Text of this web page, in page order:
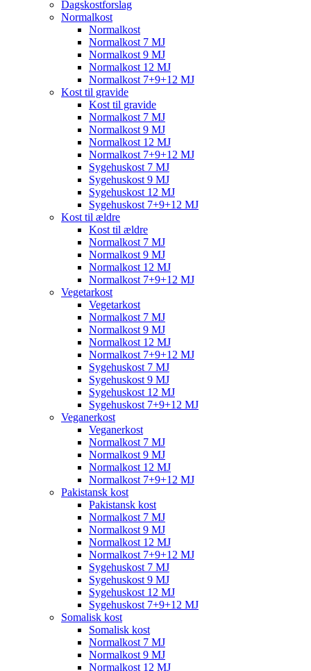
Dagskostforslag
Normalkost
Normalkost
Normalkost 7 MJ
Normalkost 9 MJ
Normalkost 12 MJ
Normalkost 7+9+12 MJ
Kost til gravide
Kost til gravide
Normalkost 7 MJ
Normalkost 9 MJ
Normalkost 12 MJ
Normalkost 7+9+12 MJ
Sygehuskost 7 MJ
Sygehuskost 9 MJ
Sygehuskost 12 MJ
Sygehuskost 7+9+12 MJ
Kost til ældre
Kost til ældre
Normalkost 7 MJ
Normalkost 9 MJ
Normalkost 12 MJ
Normalkost 7+9+12 MJ
Vegetarkost
Vegetarkost
Normalkost 7 MJ
Normalkost 9 MJ
Normalkost 12 MJ
Normalkost 7+9+12 MJ
Sygehuskost 7 MJ
Sygehuskost 9 MJ
Sygehuskost 12 MJ
Sygehuskost 7+9+12 MJ
Veganerkost
Veganerkost
Normalkost 7 MJ
Normalkost 9 MJ
Normalkost 12 MJ
Normalkost 7+9+12 MJ
Pakistansk kost
Pakistansk kost
Normalkost 7 MJ
Normalkost 9 MJ
Normalkost 12 MJ
Normalkost 7+9+12 MJ
Sygehuskost 7 MJ
Sygehuskost 9 MJ
Sygehuskost 12 MJ
Sygehuskost 7+9+12 MJ
Somalisk kost
Somalisk kost
Normalkost 7 MJ
Normalkost 9 MJ
Normalkost 12 MJ